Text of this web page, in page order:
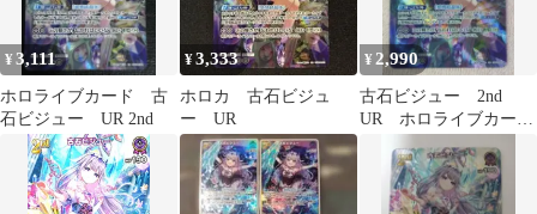
¥3,111
ホロライブカード 古
石ビジュー UR 2nd
¥3,333
ホロカ 古石ビジュ
ー UR
¥ 2,990
古石ビジュー 2nd
UR ホロライブカード